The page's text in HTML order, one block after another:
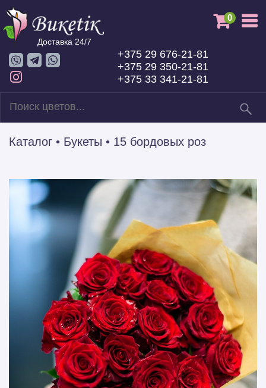
Доставка 24/7
+375 29 676-21-81
+375 29 350-21-81
+375 33 341-21-81
0
Каталог • Букеты • 15 бордовых роз